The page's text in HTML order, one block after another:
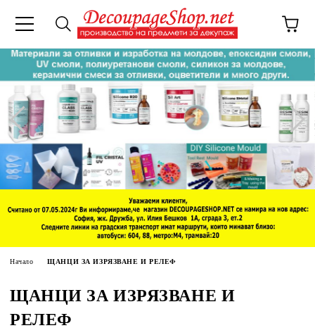
Начало ЩАНЦИ ЗА ИЗРЯЗВАНЕ И РЕЛЕФ
ЩАНЦИ ЗА ИЗРЯЗВАНЕ И
РЕЛЕФ